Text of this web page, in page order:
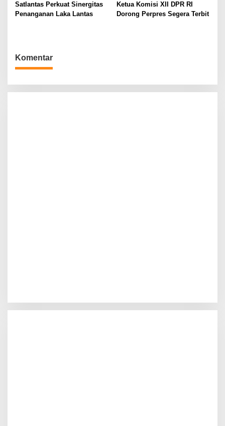
Satlantas Perkuat Sinergitas
Penanganan Laka Lantas
Ketua Komisi XII DPR RI
Dorong Perpres Segera Terbit
Komentar